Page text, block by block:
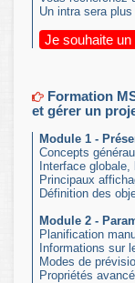
Un intra sera
Je souhaite un
Formation
et gérer un
Module 1 -
Concepts
Interface
Principaux
Définition des
Module 2 -
Planification
Informations sur
Modes de
Propriétés